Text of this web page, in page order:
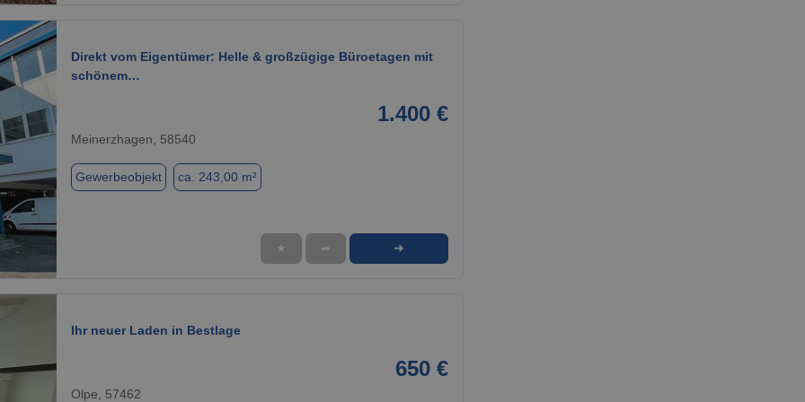
Direkt vom Eigentümer: Helle & großzügige Büroetagen mit
schönem…
1.400 €
Meinerzhagen, 58540
Gewerbeobjekt ca. 243,00 m²
★ ➦ ➜
Ihr neuer Laden in Bestlage
650 €
Olpe, 57462